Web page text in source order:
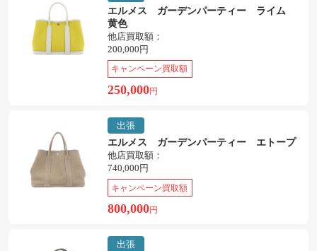
エルメス ガーデンパーティー ライム
黄色
他店買取額：
200,000円
キャンペーン買取額
250,000円
出張
エルメス ガーデンパーティー エトープ
他店買取額：
740,000円
キャンペーン買取額
800,000円
出張